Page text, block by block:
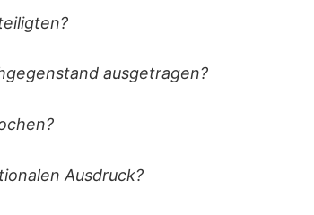
ausgetragen?
Ausdruck?